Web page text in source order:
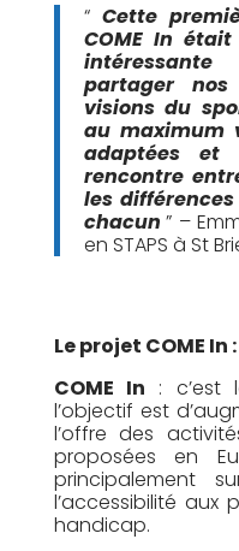
“ Cette
COME In
partager nos
visions du
au maximum
adaptées
rencontre
les
chacun ” –
en STAPS à St
Le projet COME In :
COME In : c’est
l’objectif est
l’offre des
proposées en
principalement
l’accessibilité aux
handicap.